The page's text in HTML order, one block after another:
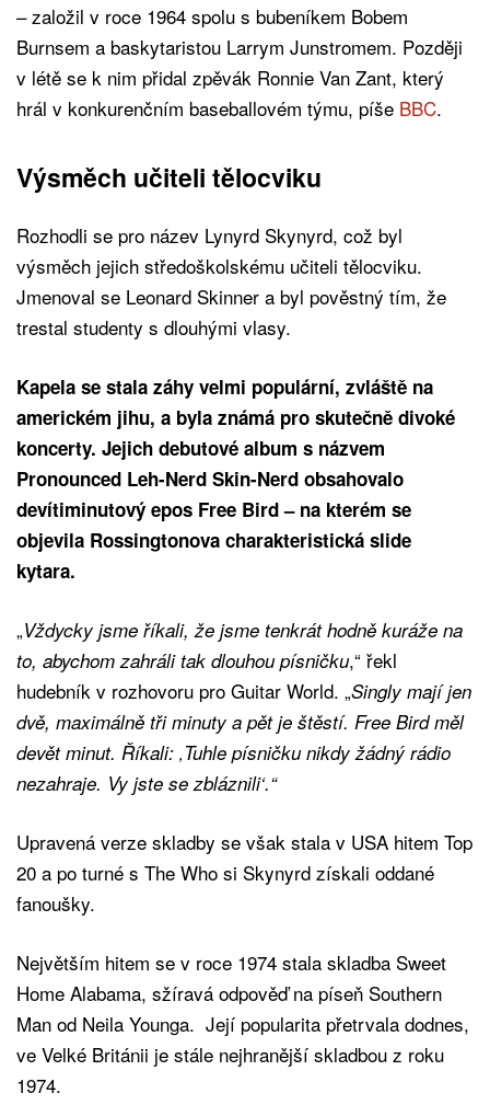
– založil v roce 1964 spolu s bubeníkem Bobem
Burnsem a baskytaristou Larrym Junstromem. Později
v létě se k nim přidal zpěvák Ronnie Van Zant, který
hrál v konkurenčním baseballovém týmu, píše BBC.
Výsměch učiteli tělocviku
Rozhodli se pro název Lynyrd Skynyrd, což byl
výsměch jejich středoškolskému učiteli tělocviku.
Jmenoval se Leonard Skinner a byl pověstný tím, že
trestal studenty s dlouhými vlasy.
Kapela se stala záhy velmi populární, zvláště na
americkém jihu, a byla známá pro skutečně divoké
koncerty. Jejich debutové album s názvem
Pronounced Leh-Nerd Skin-Nerd obsahovalo
devítiminutový epos Free Bird – na kterém se
objevila Rossingtonova charakteristická slide
kytara.
„Vždycky jsme říkali, že jsme tenkrát hodně kuráže na
to, abychom zahráli tak dlouhou písničku,“ řekl
hudebník v rozhovoru pro Guitar World. „Singly mají jen
dvě, maximálně tři minuty a pět je štěstí. Free Bird měl
devět minut. Říkali: ‚Tuhle písničku nikdy žádný rádio
nezahraje. Vy jste se zbláznili‘.“
Upravená verze skladby se však stala v USA hitem Top
20 a po turné s The Who si Skynyrd získali oddané
fanoušky.
Největším hitem se v roce 1974 stala skladba Sweet
Home Alabama, sžíravá odpověď na píseň Southern
Man od Neila Younga. Její popularita přetrvala dodnes,
ve Velké Británii je stále nejhranější skladbou z roku
1974.